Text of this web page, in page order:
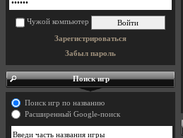
Чужой компьютер
Зарегистрироваться
Забыл пароль
Поиск игр
Поиск игр по названию
Расширенный Google-поиск